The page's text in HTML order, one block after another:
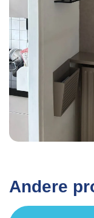
Andere